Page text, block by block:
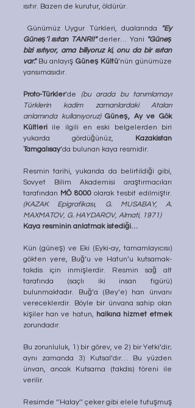
ısıtır. Bazen de kurutur, öldürür.
Günümüz Uygur Türkleri, dualarında
"Ey
Güneş’i ısıtan TANRI!" derler… Yani "Güneş
bizi ısıtıyor, ama biliyoruz ki, onu da bir ısıtan
var." Bu anlayış Güneş Kültü’nün günümüze
yansımasıdır.
Proto-Türkler’de
(bu arada bu tanımlamayı
Türklerin kadim zamanlardaki Ataları
anlamında kullanıyoruz) Güneş, Ay ve Gök
Kültleri ile ilgili en eski belgelerden biri
yukarda gördüğünüz, Kazakistan
Tamgalısay’da bulunan kaya resmidir.
Resmin tarihi, yukarıda da belirtildiği gibi,
Sovyet Bilim Akademisi araştırmacıları
tarafından MÖ 8000
(KAZAK Epigrafikası, G. MUSABAY, A.
MAXMATOV, G. HAYDAROV, Almati, 1971)
Kaya resminin anlatmak istediği…
Kün (güneş) ve Eki (Eyki-ay, tamamlayıcısı)
gökten yere, Buğ’u ve Hatun’u kutsamak-
takdis için inmişlerdir. Resmin sağ alt
tarafında (saçlı iki insan figürü)
bulunmaktadır. Buğ’a (Bey’e) han ünvanı
vereceklerdir. Böyle bir ünvana sahip olan
kişiler han ve hatun,
halkına hizmet etmek
zorundadır.
Bu zorunluluk, 1) bir görev, ve 2) bir Yetki’dir;
aynı zamanda 3) Kutsal’dır… Bu yüzden
ünvan, ancak Kutsama (takdis) töreni ile
verilir.
Resimde ‘’Halay’’ çeker gibi elele tutuşmuş